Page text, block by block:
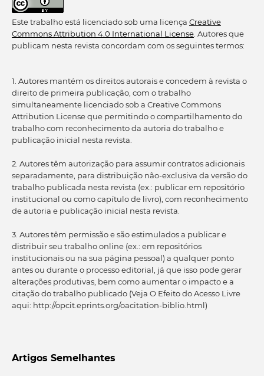
Este trabalho está licenciado sob uma licença Creative
Commons Attribution 4.0 International License. Autores que
publicam nesta revista concordam com os seguintes termos:
1. Autores mantém os direitos autorais e concedem à revista o
direito de primeira publicação, com o trabalho
simultaneamente licenciado sob a Creative Commons
Attribution License que permitindo o compartilhamento do
trabalho com reconhecimento da autoria do trabalho e
publicação inicial nesta revista.
2. Autores têm autorização para assumir contratos adicionais
separadamente, para distribuição não-exclusiva da versão do
trabalho publicada nesta revista (ex.: publicar em repositório
institucional ou como capítulo de livro), com reconhecimento
de autoria e publicação inicial nesta revista.
3. Autores têm permissão e são estimulados a publicar e
distribuir seu trabalho online (ex.: em repositórios
institucionais ou na sua página pessoal) a qualquer ponto
antes ou durante o processo editorial, já que isso pode gerar
alterações produtivas, bem como aumentar o impacto e a
citação do trabalho publicado (Veja O Efeito do Acesso Livre
aqui: http://opcit.eprints.org/oacitation-biblio.html)
Artigos Semelhantes